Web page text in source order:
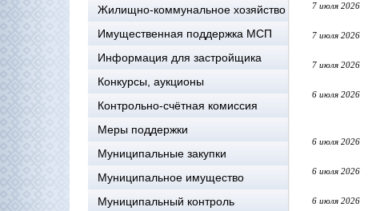
Жилищно-коммунальное хозяйство
Имущественная поддержка МСП
Информация для застройщика
Конкурсы, аукционы
Контрольно-счётная комиссия
Меры поддержки
Муниципальные закупки
Муниципальное имущество
Муниципальный контроль
7 июля 2026
7 июля 2026
7 июля 2026
6 июля 2026
6 июля 2026
6 июля 2026
6 июля 2026